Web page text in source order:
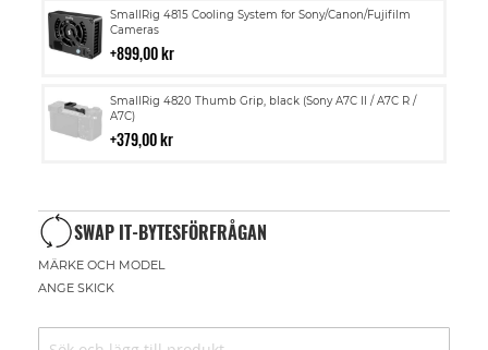
SmallRig 4815 Cooling System for Sony/Canon/Fujifilm
Cameras
899,00 kr
Lägg
till
i
SmallRig 4820 Thumb Grip, black (Sony A7C II / A7C R /
A7C)
379,00 kr
Lägg
till
i
SWAP IT-BYTESFÖRFRÅGAN
MÄRKE OCH MODEL
ANGE SKICK